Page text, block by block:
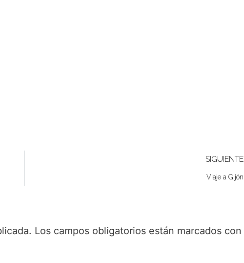
SIGUIENTE
Viaje a Gijón
Los campos obligatorios están marcados con